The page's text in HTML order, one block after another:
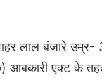
लाल बंजारे उम्र-
एक्ट के तहत